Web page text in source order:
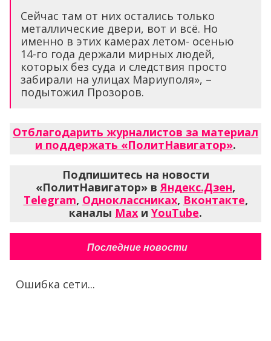
Сейчас там от них остались только
металлические двери, вот и всё. Но
именно в этих камерах летом- осенью
14-го года держали мирных людей,
которых без суда и следствия просто
забирали на улицах Мариуполя», –
подытожил Прозоров.
Отблагодарить журналистов за материал
и поддержать «ПолитНавигатор».
Подпишитесь на новости
«ПолитНавигатор» вЯндекс.Дзен,
Telegram, Одноклассниках, Вконтакте,
каналы Max и YouTube.
Последние новости
Ошибка сети...